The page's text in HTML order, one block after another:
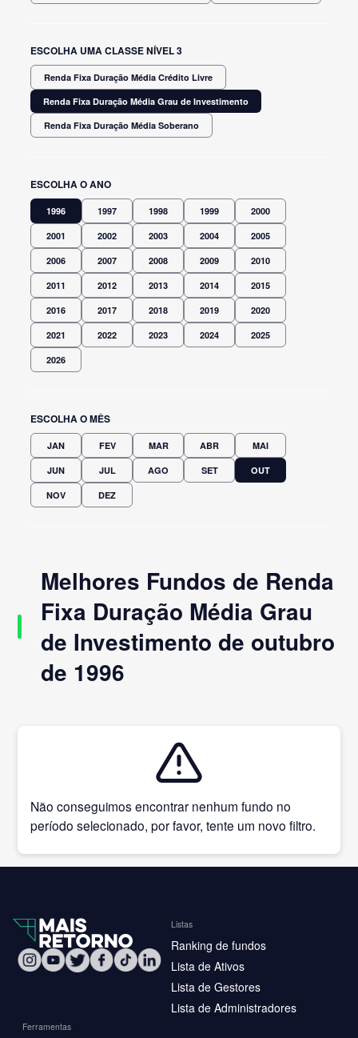
ESCOLHA UMA CLASSE NÍVEL 3
Renda Fixa Duração Média Crédito Livre
Renda Fixa Duração Média Grau de Investimento
Renda Fixa Duração Média Soberano
ESCOLHA O ANO
1996 1997 1998 1999 2000
2001 2002 2003 2004 2005
2006 2007 2008 2009 2010
2011 2012 2013 2014 2015
2016 2017 2018 2019 2020
2021 2022 2023 2024 2025
2026
ESCOLHA O MÊS
JAN FEV MAR ABR MAI
JUN JUL AGO SET OUT
NOV DEZ
Melhores Fundos de Renda
Fixa Duração Média Grau
de Investimento de outubro
de 1996
Não conseguimos encontrar nenhum fundo no
período selecionado, por favor, tente um novo filtro.
Listas
Ranking de fundos
Lista de Ativos
Lista de Gestores
Lista de Administradores
Ferramentas